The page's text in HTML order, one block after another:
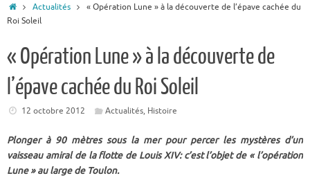
Accueil
Actualités
« Opération Lune » à la découverte de l’épave cachée du
Roi Soleil
« Opération Lune » à la découverte de
l’épave cachée du Roi Soleil
12 octobre 2012 Actualités, Histoire
Plonger à 90 mètres sous la mer pour percer les mystères d’un
vaisseau amiral de la flotte de Louis XIV: c’est l’objet de « l’opération
Lune » au large de Toulon.